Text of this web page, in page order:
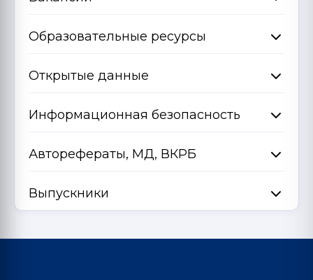
Образовательные ресурсы
Открытые данные
Информационная безопасность
Авторефераты, МД, ВКРБ
Выпускники